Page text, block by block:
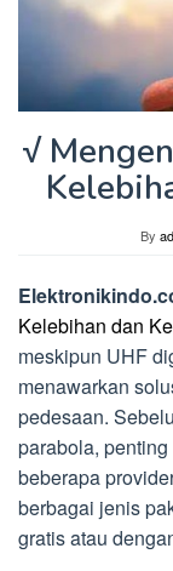
√
By
Kelebihan dan
meskipun UHF
menawarkan
pedesaan.
parabola,
beberapa
berbagai jenis
gratis atau